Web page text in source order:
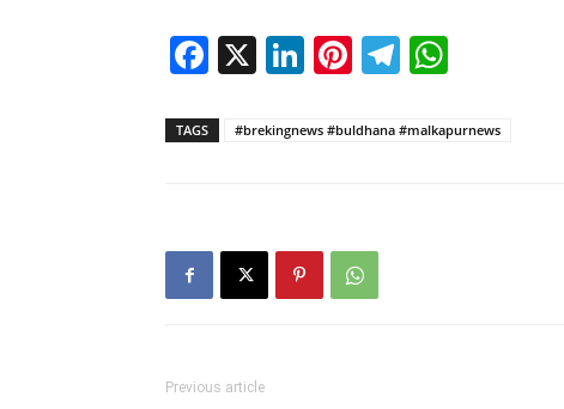
Facebook
X LinkedIn
Pinterest
Telegram
TAGS #brekingnews #buldhana #malkapurnews
Previous article